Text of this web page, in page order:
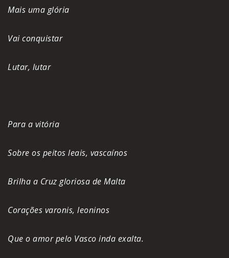
Mais uma glória
Vai conquistar
Lutar, lutar
Para a vitória
Sobre os peitos leais, vascaínos
Brilha a Cruz gloriosa de Malta
Corações varonis, leoninos
Que o amor pelo Vasco inda exalta.